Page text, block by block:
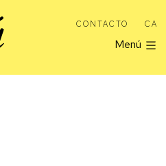
CONTACTO CA
Menú